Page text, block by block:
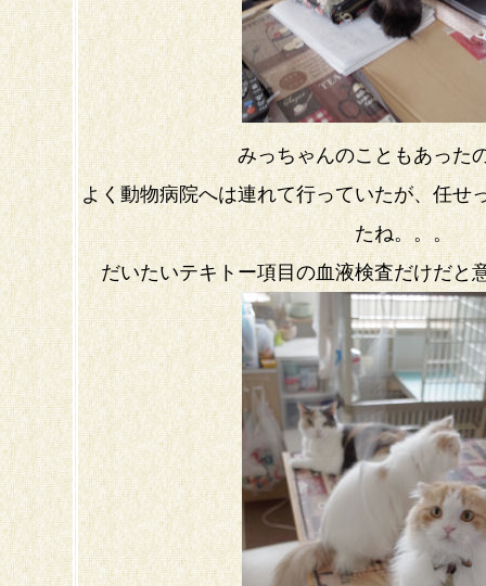
みっちゃんのこともあった
よく動物病院へは連れて行っていたが、任せ
たね。。。
だいたいテキトー項目の血液検査だけだと